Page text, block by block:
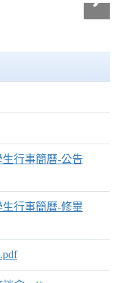
行事簡曆-公告
行事簡曆-修畢